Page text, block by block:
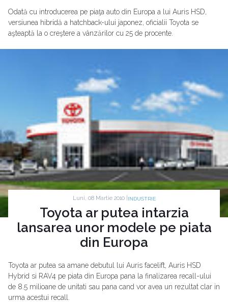
Odată cu introducerea pe piaţa auto din Europa a lui Auris HSD,
versiunea hibridă a hatchback-ului japonez, oficialii Toyota se
aşteaptă la o creştere a vânzărilor cu 25 de procente.
Luni, 08 Martie 2010 | INDUSTRIE
Toyota ar putea intarzia
lansarea unor modele pe piata
din Europa
Toyota ar putea sa amane debutul lui Auris facelift, Auris HSD
Hybrid si RAV4 pe piata din Europa pana la finalizarea recall-ului
de 8.5 milioane de unitati sau pana cand vor avea un rezultat clar in
urma acestui recall.